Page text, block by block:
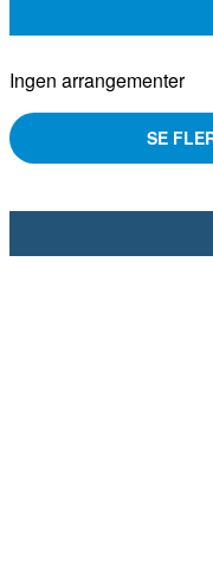
Ingen arrangementer
SE